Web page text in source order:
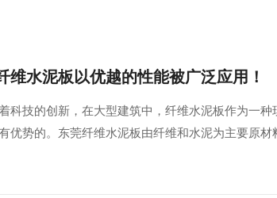
维水泥板以优越的性能被广泛应用！
科技的创新，在大型建筑中，纤维水泥板作为一
优势的。东莞纤维水泥板由纤维和水泥为主要原材